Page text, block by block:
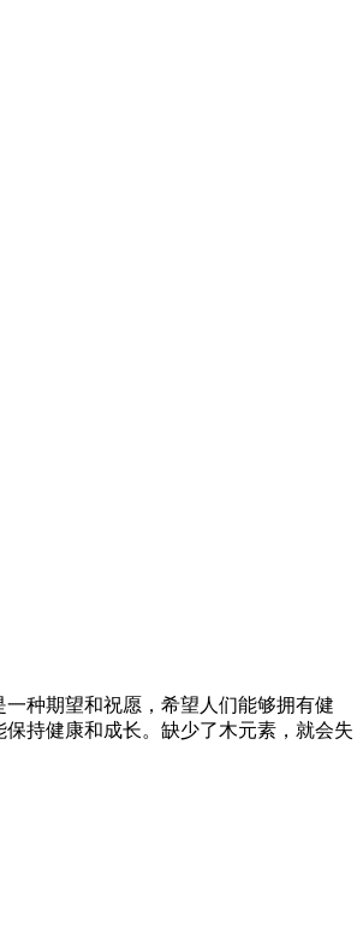
种期望和祝愿，希望人们能够拥有健
持健康和成长。缺少了木元素，就会失